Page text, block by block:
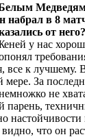
в 8
от него?
у нас
все к
мере. За
не
парень,
настойчивости
что он